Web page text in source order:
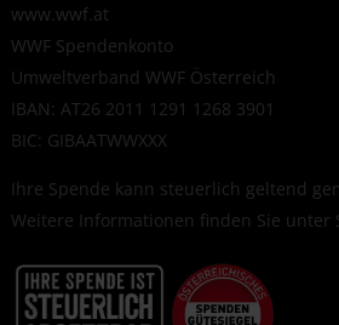
www.wwf.at
WWF Spendenkonto
Umweltverband WWF Österreich
IBAN: AT26 2011 1291 1268 3901
BIC: GIBAATWWXXX
Ihre Spende kann steuerlich geltend
Weitere Informationen finden Sie unter